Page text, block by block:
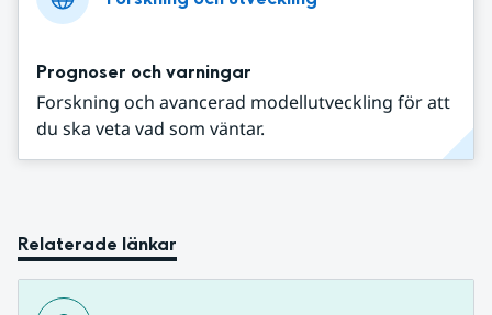
Prognoser och varningar
Forskning och avancerad modellutveckling för att
du ska veta vad som väntar.
Relaterade länkar